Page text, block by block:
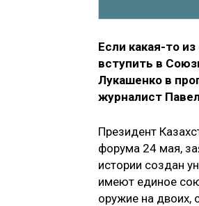
Если какая-то
вступить в
Лукашенко в
журналист
Президент
форума 24 мая,
истории создан
имеют единое
оружие на двоих,